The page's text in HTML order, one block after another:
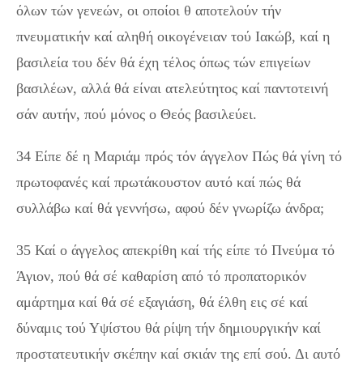
όλων τών γενεών, οι οποίοι θ αποτελούν τήν
πνευματικήν καί αληθή οικογένειαν τού Ιακώβ, καί η
βασιλεία του δέν θά έχη τέλος όπως τών επιγείων
βασιλέων, αλλά θά είναι ατελεύτητος καί παντοτεινή
σάν αυτήν, πού μόνος ο Θεός βασιλεύει.
34 Είπε δέ η Μαριάμ πρός τόν άγγελον Πώς θά γίνη τό
πρωτοφανές καί πρωτάκουστον αυτό καί πώς θά
συλλάβω καί θά γεννήσω, αφού δέν γνωρίζω άνδρα;
35 Καί ο άγγελος απεκρίθη καί τής είπε τό Πνεύμα τό
Άγιον, πού θά σέ καθαρίση από τό προπατορικόν
αμάρτημα καί θά σέ εξαγιάση, θά έλθη εις σέ καί
δύναμις τού Υψίστου θά ρίψη τήν δημιουργικήν καί
προστατευτικήν σκέπην καί σκιάν της επί σού. Δι αυτό